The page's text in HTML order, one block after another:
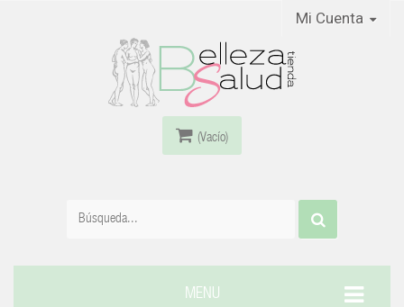
Mi Cuenta
(Vacío)
MENU